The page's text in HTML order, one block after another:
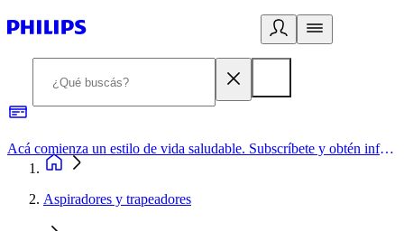
Acá comienza un estilo de vida saludable. Subscríbete y obtén información de primera mano
Aspiradores y trapeadores